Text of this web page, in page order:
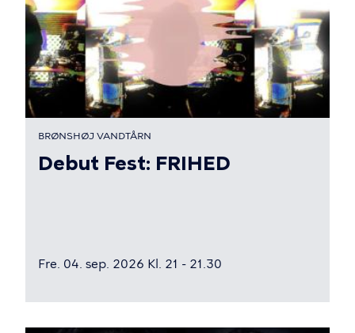
BRØNSHØJ VANDTÅRN
Debut Fest: FRIHED
Fre. 04. sep. 2026 Kl. 21 - 21.30